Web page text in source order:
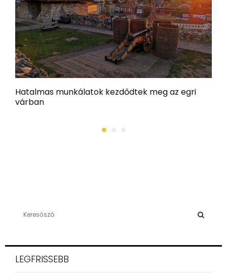
Hatalmas munkálatok kezdődtek meg az egri
várban
h
LEGFRISSEBB